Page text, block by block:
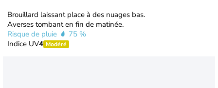
Brouillard laissant place à des nuages bas.
Averses tombant en fin de matinée.
Risque de pluie
75 %
Indice UV4 Modéré